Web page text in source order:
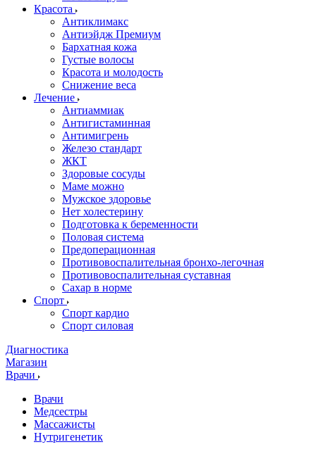
Красота
Антиклимакс
Антиэйдж Премиум
Бархатная кожа
Густые волосы
Красота и молодость
Снижение веса
Лечение
Антиаммиак
Антигистаминная
Антимигрень
Железо стандарт
ЖКТ
Здоровые сосуды
Маме можно
Мужское здоровье
Нет холестерину
Подготовка к беременности
Половая система
Предоперационная
Противовоспалительная бронхо-легочная
Противовоспалительная суставная
Сахар в норме
Спорт
Спорт кардио
Спорт силовая
Диагностика
Магазин
Врачи
Врачи
Медсестры
Массажисты
Нутригенетик